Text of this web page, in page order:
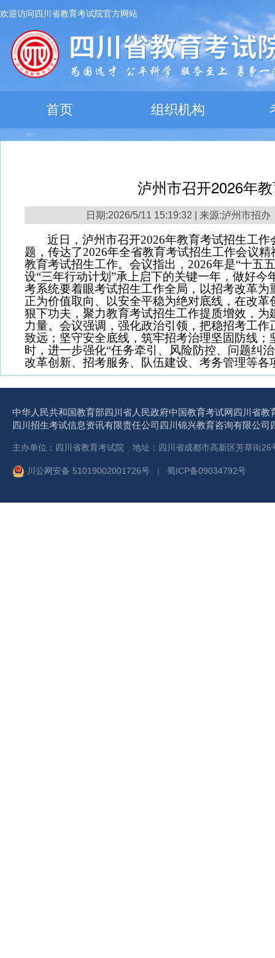
欢迎访问四川省教育考试院官方网站
首页 组织机构
泸州市召开2026年
日期:2026/5/11 15:19:32 | 来源:泸州市招办
近日 ，泸州市召开2026年教育考试招生工作
题，传达了2026年全省教育考试招生工作会议
教育考试招生工作。会议指出，2026年是“十五
设“三年行动计划”承上启下的关键一年，做好
考系统要着眼考试招生工作全局，以招考改革
正为价值取向、以安全平稳为绝对底线，在改
狠下功夫，聚力教育考试招生工作提质增效，
力量。会议强调，强化政治引领，把稳招考工
致远；坚守安全底线，筑牢招考治理坚固防线
时，进一步强化“任务牵引、风险防控、问题纠
改革创新、招考服务、队伍建设、考务管理等
中华人民共和国教育部四川省人民政府中国教育考试网四川省教
四川招生考试信息资讯有限责任公司四川锦兴教育咨询有限公司
主办单位：四川省教育考试院 地址：四川省成都市高新区芳草街
川公网安备 51019002001726号 | 蜀ICP备09034792号